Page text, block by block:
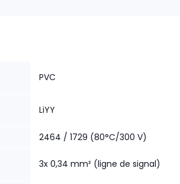
PVC
LiYY
2464 / 1729 (80°C/300 V)
3x 0,34 mm² (ligne de signal)